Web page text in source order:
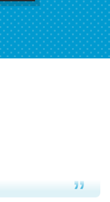
だろうなと凄く思
勧め。自分はこの流
hit. Shit.
・ヌートバー